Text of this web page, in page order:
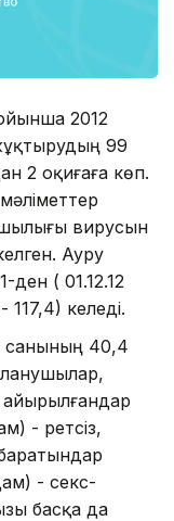
2012
99
2 оқиғаға көп.
вирусын
Ауру
ден ( 01.12.12
келеді.
40,4
- ретсіз,
- секс-
басқа да